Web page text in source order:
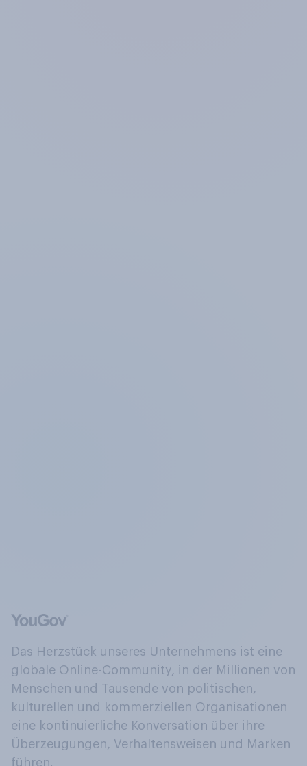
Das Herzstück unseres Unternehmens ist eine
globale Online-Community, in der Millionen von
Menschen und Tausende von politischen,
kulturellen und kommerziellen Organisationen
eine kontinuierliche Konversation über ihre
Überzeugungen, Verhaltensweisen und Marken
führen.